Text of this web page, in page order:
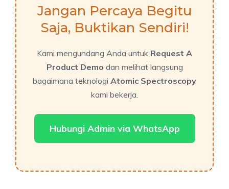
Jangan Percaya Begitu
Saja, Buktikan Sendiri!
Kami mengundang Anda untuk Request A
Product Demo dan melihat langsung
bagaimana teknologi Atomic Spectroscopy
kami bekerja.
Hubungi Admin via WhatsApp